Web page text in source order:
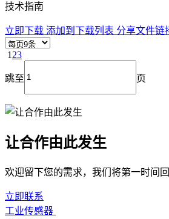
技术指南
立即下载 添加到下载列表 分享文件链
1 23
跳至 页
让合作由此发生
欢迎留下您的需求，我们将第一时间
立即联系
工业传感器